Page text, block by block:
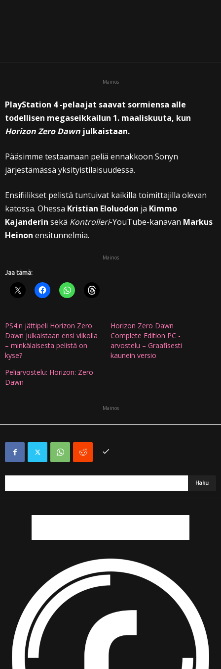
Mainos
PlayStation 4 -pelaajat saavat sormiensa alle
todellisen megaseikkailun 1. maaliskuuta, kun
Horizon Zero Dawn julkaistaan.
Pääsimme testaamaan peliä ennakkoon Sonyn
järjestämässä yksityistilaisuudessa.
Ensifiilikset pelistä tuntuivat kaikilla toimittajilla olevan
katossa. Ohessa Kristian Eloluodon ja Kimmo
Kajanderin sekä Kontrolleri-YouTube-kanavan Markus
Heinon ensitunnelmia.
Mainos
Jaa tämä:
PS4:n jättipeli Horizon Zero
Dawn julkaistaan ensi viikolla
– minkälaisesta pelistä on
kyse?
Horizon Zero Dawn
Complete Edition PC -
arvostelu – Graafisesti
kaunein versio
Peliarvostelu: Horizon: Zero
Dawn
Mainos